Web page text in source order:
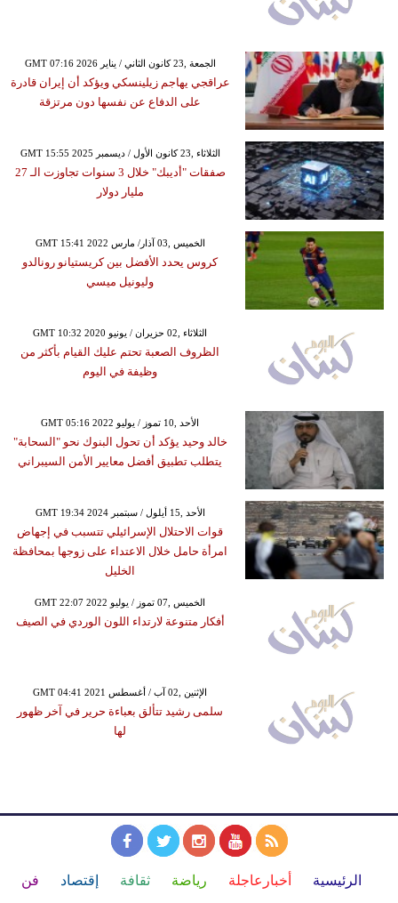
GMT 07:16 2026 الجمعة ,23 كانون الثاني / يناير
عراقجي يهاجم زيلينسكي ويؤكد أن إيران قادرة
على الدفاع عن نفسها دون مرتزقة
GMT 15:55 2025 الثلاثاء ,23 كانون الأول / ديسمبر
صفقات "أديبك" خلال 3 سنوات تجاوزت الـ 27
مليار دولار
GMT 15:41 2022 الخميس ,03 آذار/ مارس
كروس يحدد الأفضل بين كريستيانو رونالدو
وليونيل ميسي
GMT 10:32 2020 الثلاثاء ,02 حزيران / يونيو
الظروف الصعبة تحتم عليك القيام بأكثر من
وظيفة في اليوم
GMT 05:16 2022 الأحد ,10 تموز / يوليو
خالد وحيد يؤكد أن تحول البنوك نحو "السحابة"
يتطلب تطبيق أفضل معايير الأمن السيبراني
GMT 19:34 2024 الأحد ,15 أيلول / سبتمبر
قوات الاحتلال الإسرائيلي تتسبب في إجهاض
امرأة حامل خلال الاعتداء على زوجها بمحافظة
الخليل
GMT 22:07 2022 الخميس ,07 تموز / يوليو
أفكار متنوعة لارتداء اللون الوردي في الصيف
GMT 04:41 2021 الإثنين ,02 آب / أغسطس
سلمى رشيد تتألق بعباءة حرير في آخر ظهور
لها
الرئيسية أخبارعاجلة رياضة ثقافة إقتصاد فن